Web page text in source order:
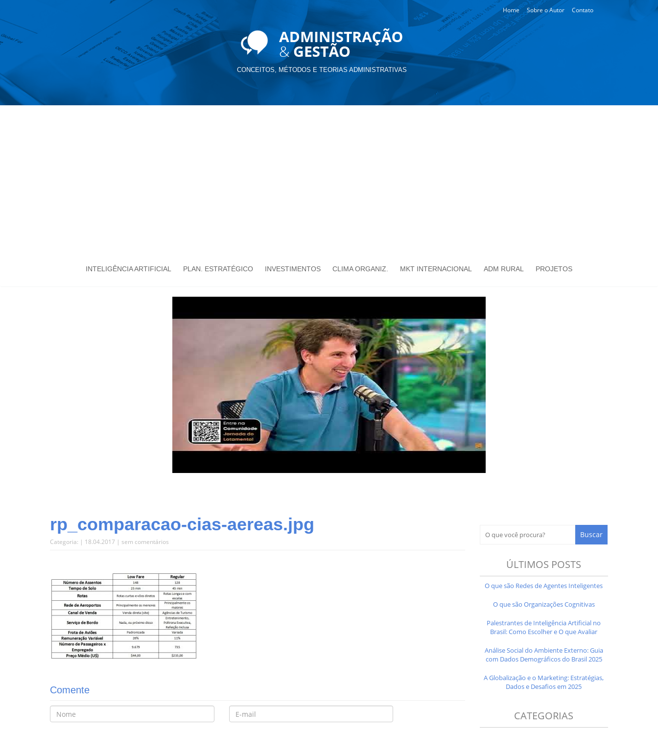
Home Sobre o Autor Contato
CONCEITOS, MÉTODOS E TEORIAS ADMINISTRATIVAS
INTELIGÊNCIA ARTIFICIAL PLAN. ESTRATÉGICO INVESTIMENTOS CLIMA ORGANIZ. MKT INTERNACIONAL ADM RURAL PROJETOS
rp_comparacao-cias-aereas.jpg
Categoria: | 18.04.2017 | sem comentários
Comente
ÚLTIMOS POSTS
O que são Redes de Agentes Inteligentes
O que são Organizações Cognitivas
Palestrantes de Inteligência Artificial no
Brasil: Como Escolher e O que Avaliar
Análise Social do Ambiente Externo: Guia
com Dados Demográficos do Brasil 2025
A Globalização e o Marketing: Estratégias,
Dados e Desafios em 2025
CATEGORIAS